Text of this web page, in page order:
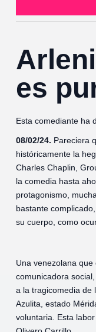
es
Esta comediante ha
08/02/24. Pareciera
históricamente la
Charles Chaplin,
la comedia hasta
protagonismo,
bastante
su cuerpo, como
Una venezolana
comunicadora
a la tragicomedia de
Azulita, estado
voluntaria. Esta